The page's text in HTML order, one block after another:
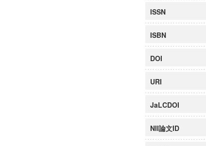
ISSN
ISBN
DOI
URI
JaLCDOI
NII論文ID